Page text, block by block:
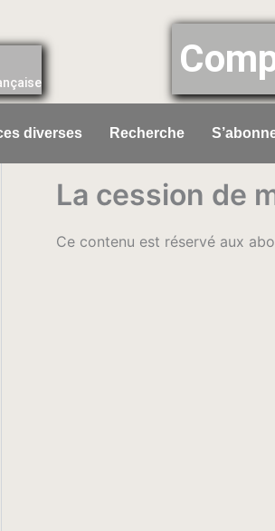
diverses Recherche
La cession de
Ce contenu est réservé aux